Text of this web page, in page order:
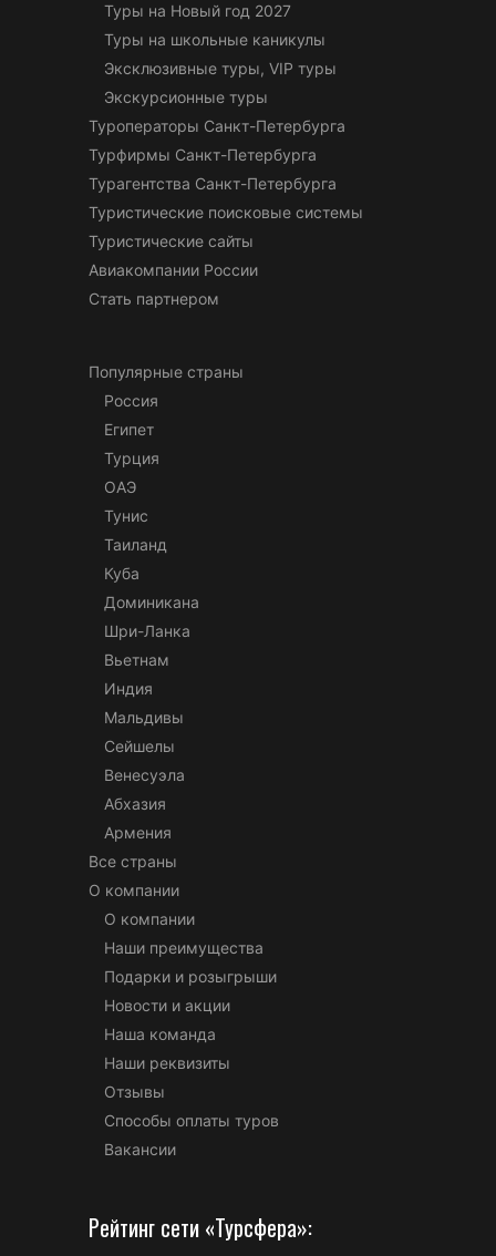
Туры на Новый год 2027
Туры на школьные каникулы
Эксклюзивные туры, VIP туры
Экскурсионные туры
Туроператоры Санкт-Петербурга
Турфирмы Санкт-Петербурга
Турагентства Санкт-Петербурга
Туристические поисковые системы
Туристические сайты
Авиакомпании России
Стать партнером
Популярные страны
Россия
Египет
Турция
ОАЭ
Тунис
Таиланд
Куба
Доминикана
Шри-Ланка
Вьетнам
Индия
Мальдивы
Сейшелы
Венесуэла
Абхазия
Армения
Все страны
О компании
О компании
Наши преимущества
Подарки и розыгрыши
Новости и акции
Наша команда
Наши реквизиты
Отзывы
Способы оплаты туров
Вакансии
Рейтинг сети «Турсфера»: